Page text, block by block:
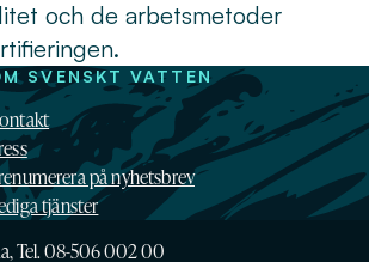
och de arbetsmetoder
SVENSKT VATTEN
på nyhetsbrev
tjänster
Tel. 08-506 002 00